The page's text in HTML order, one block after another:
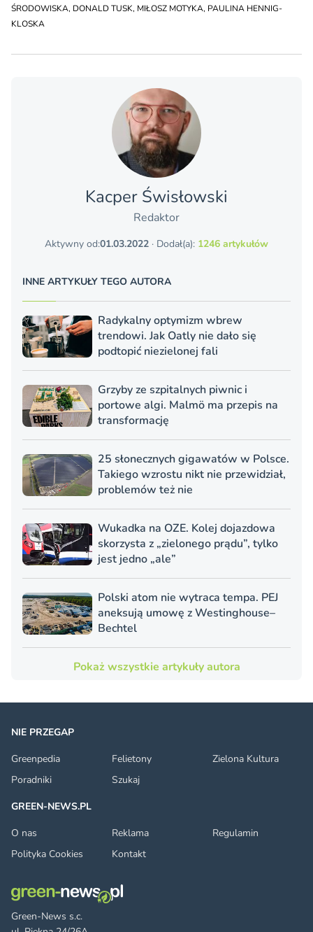
ŚRODOWISKA, DONALD TUSK, MIŁOSZ MOTYKA, PAULINA HENNIG-
KLOSKA
Kacper Świsło­wski
Redaktor
Aktywny od:01.03.2022 · Dodał(a): 1246 artykułów
INNE ARTYKUŁY TEGO AUTORA
Radykalny optymizm wbrew
trendowi. Jak Oatly nie dało się
podtopić niezielonej fali
Grzyby ze szpitalnych piwnic i
portowe algi. Malmö ma przepis na
transformację
25 słonecznych gigawatów w Polsce.
Takiego wzrostu nikt nie przewidział,
problemów też nie
Wukadka na OZE. Kolej dojazdowa
skorzysta z „zielonego prądu”, tylko
jest jedno „ale”
Polski atom nie wytraca tempa. PEJ
aneksują umowę z Westinghouse–
Bechtel
Pokaż wszystkie artykuły autora
Green-News s.c.
NIE PRZEGAP
Greenpedia
Felietony
Zielona Kultura
Poradniki
Szukaj
GREEN-NEWS.PL
O nas
Reklama
Regulamin
Polityka Cookies
Kontakt